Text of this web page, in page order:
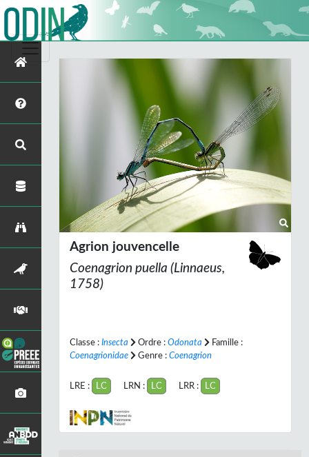
Agrion jouvencelle
Coenagrion puella (Linnaeus,
1758)
Classe : Insecta Ordre : Odonata
Famille :
Coenagrionidae
Genre : Coenagrion
LRE : LC LRN : LC LRR : LC